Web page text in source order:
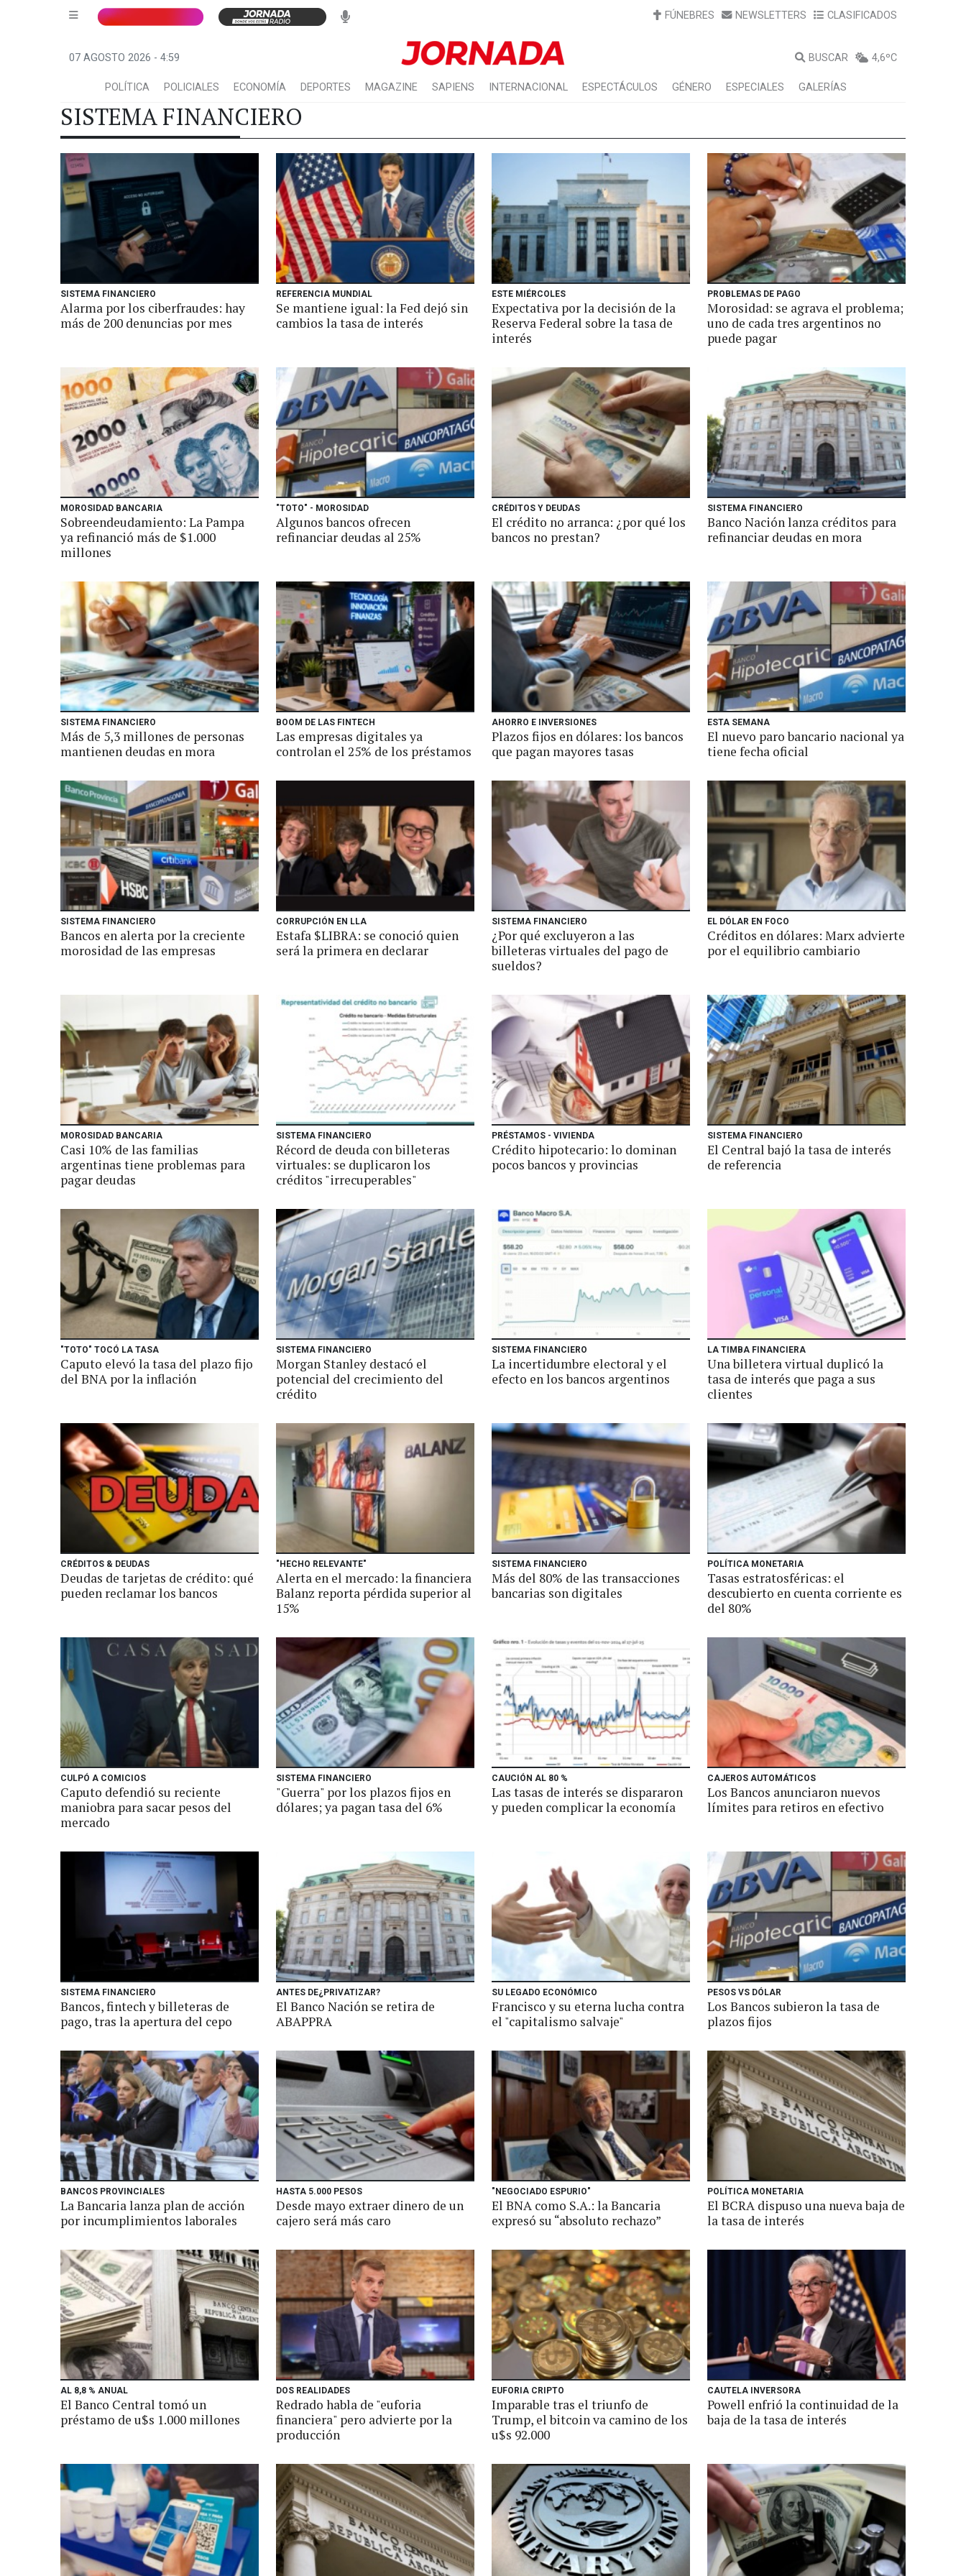
FÚNEBRES NEWSLETTERS CLASIFICADOS
07 AGOSTO 2026 - 4:59 BUSCAR 4,6ºC
POLÍTICA POLICIALES ECONOMÍA DEPORTES MAGAZINE SAPIENS INTERNACIONAL ESPECTÁCULOS GÉNERO ESPECIALES GALERÍAS
SISTEMA FINANCIERO
SISTEMA FINANCIERO
Alarma por los ciberfraudes: hay
más de 200 denuncias por mes
REFERENCIA MUNDIAL
Se mantiene igual: la Fed dejó sin
cambios la tasa de interés
ESTE MIÉRCOLES
Expectativa por la decisión de la
Reserva Federal sobre la tasa de
interés
PROBLEMAS DE PAGO
Morosidad: se agrava el problema;
uno de cada tres argentinos no
puede pagar
MOROSIDAD BANCARIA
Sobreendeudamiento: La Pampa
ya refinanció más de $1.000
millones
"TOTO" - MOROSIDAD
Algunos bancos ofrecen
refinanciar deudas al 25%
CRÉDITOS Y DEUDAS
El crédito no arranca: ¿por qué los
bancos no prestan?
SISTEMA FINANCIERO
Banco Nación lanza créditos para
refinanciar deudas en mora
SISTEMA FINANCIERO
Más de 5,3 millones de personas
mantienen deudas en mora
BOOM DE LAS FINTECH
Las empresas digitales ya
controlan el 25% de los préstamos
AHORRO E INVERSIONES
Plazos fijos en dólares: los bancos
que pagan mayores tasas
ESTA SEMANA
El nuevo paro bancario nacional ya
tiene fecha oficial
SISTEMA FINANCIERO
Bancos en alerta por la creciente
morosidad de las empresas
CORRUPCIÓN EN LLA
Estafa $LIBRA: se conoció quien
será la primera en declarar
SISTEMA FINANCIERO
¿Por qué excluyeron a las
billeteras virtuales del pago de
sueldos?
EL DÓLAR EN FOCO
Créditos en dólares: Marx advierte
por el equilibrio cambiario
MOROSIDAD BANCARIA
Casi 10% de las familias
argentinas tiene problemas para
pagar deudas
SISTEMA FINANCIERO
Récord de deuda con billeteras
virtuales: se duplicaron los
créditos "irrecuperables"
PRÉSTAMOS - VIVIENDA
Crédito hipotecario: lo dominan
pocos bancos y provincias
SISTEMA FINANCIERO
El Central bajó la tasa de interés
de referencia
"TOTO" TOCÓ LA TASA
Caputo elevó la tasa del plazo fijo
del BNA por la inflación
SISTEMA FINANCIERO
Morgan Stanley destacó el
potencial del crecimiento del
crédito
SISTEMA FINANCIERO
La incertidumbre electoral y el
efecto en los bancos argentinos
LA TIMBA FINANCIERA
Una billetera virtual duplicó la
tasa de interés que paga a sus
clientes
CRÉDITOS & DEUDAS
Deudas de tarjetas de crédito: qué
pueden reclamar los bancos
"HECHO RELEVANTE"
Alerta en el mercado: la financiera
Balanz reporta pérdida superior al
15%
SISTEMA FINANCIERO
Más del 80% de las transacciones
bancarias son digitales
POLÍTICA MONETARIA
Tasas estratosféricas: el
descubierto en cuenta corriente es
del 80%
CULPÓ A COMICIOS
Caputo defendió su reciente
maniobra para sacar pesos del
mercado
SISTEMA FINANCIERO
"Guerra" por los plazos fijos en
dólares; ya pagan tasa del 6%
CAUCIÓN AL 80 %
Las tasas de interés se dispararon
y pueden complicar la economía
CAJEROS AUTOMÁTICOS
Los Bancos anunciaron nuevos
límites para retiros en efectivo
SISTEMA FINANCIERO
Bancos, fintech y billeteras de
pago, tras la apertura del cepo
ANTES DE¿PRIVATIZAR?
El Banco Nación se retira de
ABAPPRA
SU LEGADO ECONÓMICO
Francisco y su eterna lucha contra
el "capitalismo salvaje"
PESOS VS DÓLAR
Los Bancos subieron la tasa de
plazos fijos
BANCOS PROVINCIALES
La Bancaria lanza plan de acción
por incumplimientos laborales
HASTA 5.000 PESOS
Desde mayo extraer dinero de un
cajero será más caro
"NEGOCIADO ESPURIO"
El BNA como S.A.: la Bancaria
expresó su “absoluto rechazo”
POLÍTICA MONETARIA
El BCRA dispuso una nueva baja de
la tasa de interés
AL 8,8 % ANUAL
El Banco Central tomó un
préstamo de u$s 1.000 millones
DOS REALIDADES
Redrado habla de "euforia
financiera" pero advierte por la
producción
EUFORIA CRIPTO
Imparable tras el triunfo de
Trump, el bitcoin va camino de los
u$s 92.000
CAUTELA INVERSORA
Powell enfrió la continuidad de la
baja de la tasa de interés